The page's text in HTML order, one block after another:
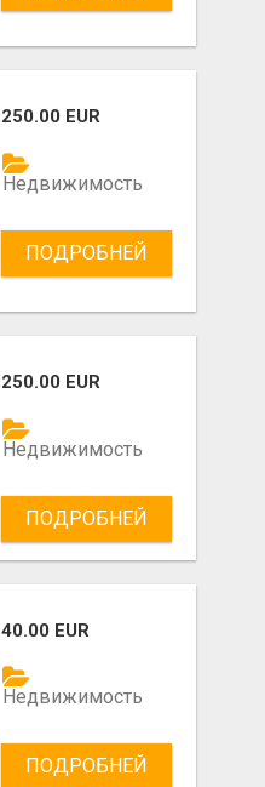
250.00 EUR
Недвижимость
ПОДРОБНЕЙ
250.00 EUR
Недвижимость
ПОДРОБНЕЙ
40.00 EUR
Недвижимость
ПОДРОБНЕЙ